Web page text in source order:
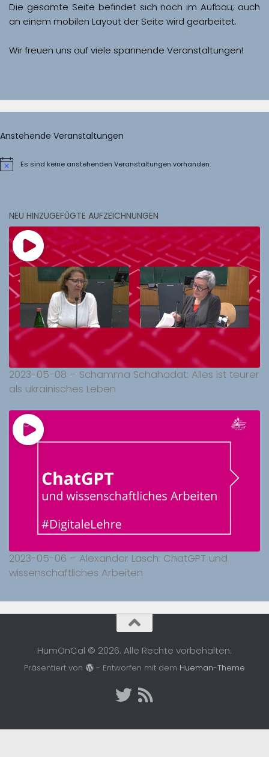
Die gesamte Seite befindet sich noch im Aufbau; auch
Wir freuen uns auf viele spannende Veranstaltungen!
Anstehende Veranstaltungen
HinweisEs sind keine anstehenden Veranstaltungen vorhanden.
NEU HINZUGEFÜGTE AUFZEICHNUNGEN
2023-05-08 – Schamma Schahadat: Alles ist teurer
als ukrainisches Leben
2023-05-06 – Alexander Lasch: ChatGPT und
wissenschaftliches Arbeiten
HumOnCal © 2026. Alle Rechte vorbehalten.
Präsentiert von - Entworfen mit dem Hueman-Theme